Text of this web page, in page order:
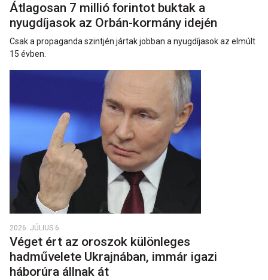
Átlagosan 7 millió forintot buktak a
nyugdíjasok az Orbán-kormány idején
Csak a propaganda szintjén jártak jobban a nyugdíjasok az elmúlt
15 évben.
2026. JÚLIUS 6.
Véget ért az oroszok különleges
hadművelete Ukrajnában, immár igazi
háborúra állnak át